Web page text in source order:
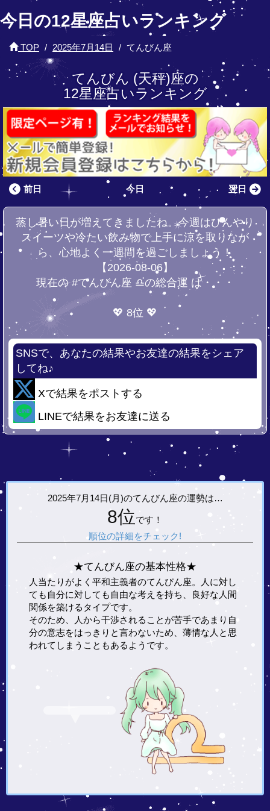
今日の12星座占いランキング
TOP 2025年7月14日 てんびん座
てんびん (天秤)座の
12星座占いランキング
前日 今日 翌日
蒸し暑い日が増えてきましたね。今週はひんやり
スイーツや冷たい飲み物で上手に涼を取りなが
ら、心地よく一週間を過ごしましょう！
【2026-08-06】
現在の #てんびん座 ♎の総合運 は・・・
💖 8位 💖
SNSで、あなたの結果やお友達の結果をシェア
してね♪
Xで結果をポストする
LINEで結果をお友達に送る
2025年7月14日(月)のてんびん座の運勢は…
8位です！
順位の詳細をチェック!
★てんびん座の基本性格★
人当たりがよく平和主義者のてんびん座。人に対し
ても自分に対しても自由な考えを持ち、良好な人間
関係を築けるタイプです。
そのため、人から干渉されることが苦手であまり自
分の意志をはっきりと言わないため、薄情な人と思
われてしまうこともあるようです。